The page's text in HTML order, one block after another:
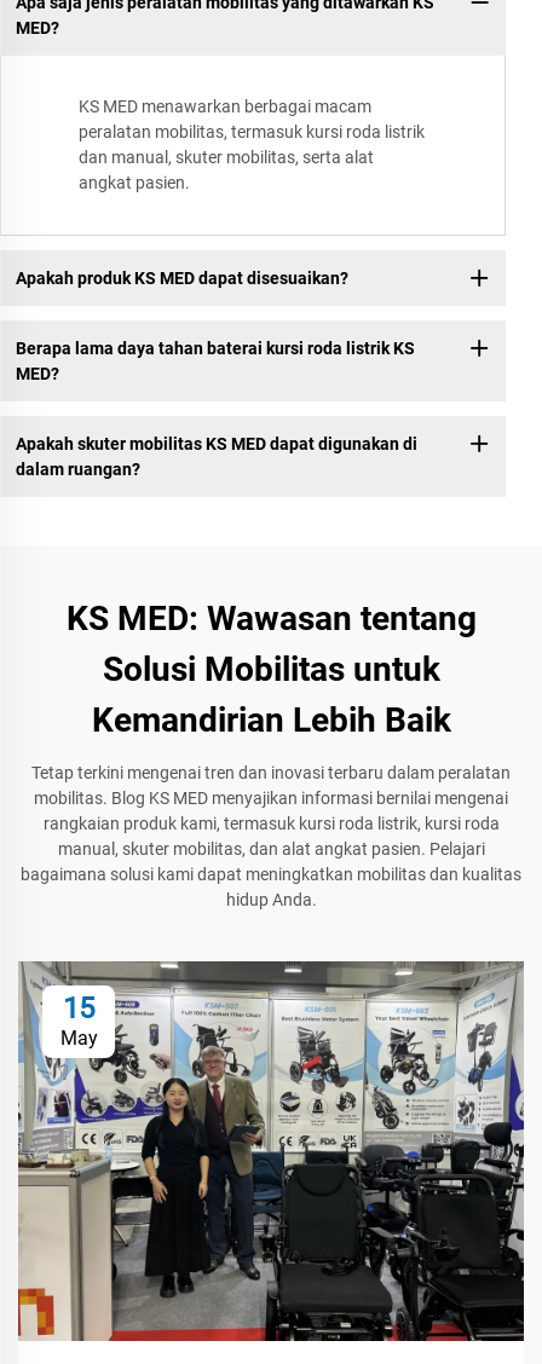
MED?
KS MED menawarkan berbagai macam
peralatan mobilitas, termasuk kursi roda listrik
dan manual, skuter mobilitas, serta alat
angkat pasien.
Apakah produk KS MED dapat disesuaikan?
Berapa lama daya tahan baterai kursi roda listrik KS
MED?
Apakah skuter mobilitas KS MED dapat digunakan di
dalam ruangan?
KS MED: Wawasan tentang
Solusi Mobilitas untuk
Kemandirian Lebih Baik
Tetap terkini mengenai tren dan inovasi terbaru dalam peralatan
mobilitas. Blog KS MED menyajikan informasi bernilai mengenai
rangkaian produk kami, termasuk kursi roda listrik, kursi roda
manual, skuter mobilitas, dan alat angkat pasien. Pelajari
bagaimana solusi kami dapat meningkatkan mobilitas dan kualitas
hidup Anda.
15
May